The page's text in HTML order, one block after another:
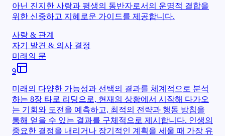
아닌 진지한 사랑과 평생의 동반자로서의 운명적 결합을
위한 신중하고 지혜로운 가이드를 제공합니다.
사랑 & 관계
자기 발견 & 의사 결정
미래의 문
9
미래의 다양한 가능성과 선택의 결과를 체계적으로 분석
하는 8장 타로 리딩으로, 현재의 상황에서 시작해 다가오
는 기회와 도전을 예측하고, 최적의 전략과 행동 방침을
통해 얻을 수 있는 결과를 구체적으로 제시합니다. 인생의
중요한 결정을 내리거나 장기적인 계획을 세울 때 가장 유